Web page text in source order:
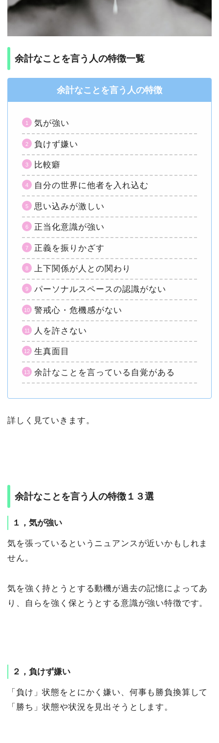
余計なことを言う人の特徴一覧
余計なことを言う人の特徴
気が強い
負けず嫌い
比較癖
自分の世界に他者を入れ込む
思い込みが激しい
正当化意識が強い
正義を振りかざす
上下関係が人との関わり
パーソナルスペースの認識がない
警戒心・危機感がない
人を許さない
生真面目
余計なことを言っている自覚がある
詳しく見ていきます。
余計なことを言う人の特徴１３選
１，気が強い
気を張っているというニュアンスが近いかもしれま
せん。
気を強く持とうとする動機が過去の記憶によってあ
り、自らを強く保とうとする意識が強い特徴です。
２，負けず嫌い
「負け」状態をとにかく嫌い、何事も勝負換算して
「勝ち」状態や状況を見出そうとします。